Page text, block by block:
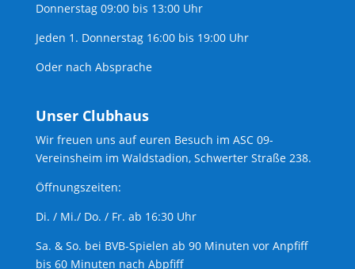
Donnerstag 09:00 bis 13:00 Uhr
Jeden 1. Donnerstag 16:00 bis 19:00 Uhr
Oder nach Absprache
Unser Clubhaus
Wir freuen uns auf euren Besuch im ASC 09-
Vereinsheim im Waldstadion, Schwerter Straße 238.
Öffnungszeiten:
Di. / Mi./ Do. / Fr. ab 16:30 Uhr
Sa. & So. bei BVB-Spielen ab 90 Minuten vor Anpfiff
bis 60 Minuten nach Abpfiff